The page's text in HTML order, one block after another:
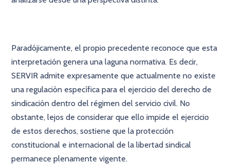
Paradójicamente, el propio precedente reconoce que esta
interpretación genera una laguna normativa. Es decir,
SERVIR admite expresamente que actualmente no existe
una regulación específica para el ejercicio del derecho de
sindicación dentro del régimen del servicio civil. No
obstante, lejos de considerar que ello impide el ejercicio
de estos derechos, sostiene que la protección
constitucional e internacional de la libertad sindical
permanece plenamente vigente.